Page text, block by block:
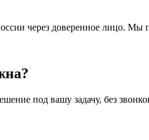
через доверенное лицо. Мы
под вашу задачу, без